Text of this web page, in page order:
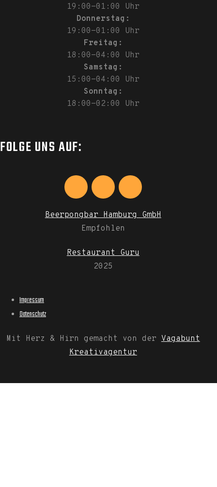
19:00-01:00 Uhr
Donnerstag:
19:00-01:00 Uhr
Freitag:
18:00-04:00 Uhr
Samstag:
15:00-04:00 Uhr
Sonntag:
18:00-02:00 Uhr
FOLGE UNS AUF:
Beerpongbar Hamburg GmbH
Empfohlen
Restaurant Guru
2025
Impressum
Datenschutz
Mit Herz & Hirn gemacht von der Vagabunt
Kreativagentur